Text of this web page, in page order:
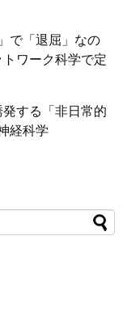
で「退屈」なの
ワーク科学で定
発する「非日常的
経科学